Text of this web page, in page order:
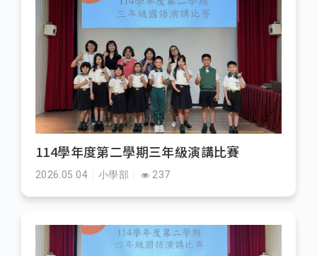
114學年度第二學期三年級演講比賽
2026.05.04 小學部 237